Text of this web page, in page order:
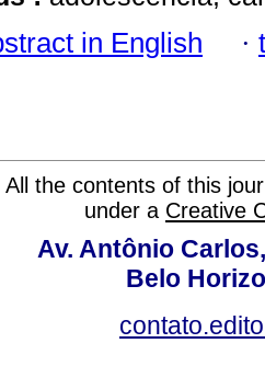
in English ·
All the contents of this
under a Creative
Av. Antônio
Belo